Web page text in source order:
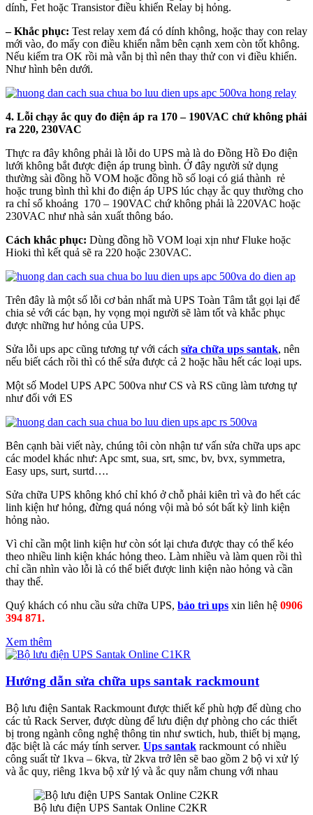
dính, Fet hoặc Transistor điều khiển Relay bị hỏng.
– Khắc phục: Test relay xem đá có dính không, hoặc thay con relay
mới vào, đo mấy con điều khiển nằm bên cạnh xem còn tốt không.
Nếu kiểm tra OK rồi mà vẫn bị thì nên thay thử con vi điều khiển.
Như hình bên dưới.
4. Lỗi chạy ắc quy đo điện áp ra 170 – 190VAC chứ không phải
ra 220, 230VAC
Thực ra đây không phải là lỗi do UPS mà là do Đồng Hồ Đo điện
lưới không bắt được điện áp trung bình. Ở đây người sử dụng
thường sài đồng hồ VOM hoặc đồng hồ số loại có giá thành rẻ
hoặc trung bình thì khi đo điện áp UPS lúc chạy ắc quy thường cho
ra chỉ số khoảng 170 – 190VAC chứ không phải là 220VAC hoặc
230VAC như nhà sản xuất thông báo.
Cách khắc phục: Dùng đồng hồ VOM loại xịn như Fluke hoặc
Hioki thì kết quả sẽ ra 220 hoặc 230VAC.
Trên đây là một số lỗi cơ bản nhất mà UPS Toàn Tâm tắt gọi lại để
chia sẻ với các bạn, hy vọng mọi người sẽ làm tốt và khắc phục
được những hư hỏng của UPS.
Sửa lỗi ups apc cũng tương tự với cách sửa chữa ups santak, nên
nếu biết cách rồi thì có thể sửa được cả 2 hoặc hầu hết các loại ups.
Một số Model UPS APC 500va như CS và RS cũng làm tương tự
như đối với ES
Bên cạnh bài viết này, chúng tôi còn nhận tư vấn sửa chữa ups apc
các model khác như: Apc smt, sua, srt, smc, bv, bvx, symmetra,
Easy ups, surt, surtd….
Sửa chữa UPS không khó chỉ khó ở chỗ phải kiên trì và đo hết các
linh kiện hư hỏng, đừng quá nóng vội mà bỏ sót bất kỳ linh kiện
hỏng nào.
Vì chỉ cần một linh kiện hư còn sót lại chưa được thay có thể kéo
theo nhiều linh kiện khác hỏng theo. Làm nhiều và làm quen rồi thì
chỉ cần nhìn vào lỗi là có thể biết được linh kiện nào hỏng và cần
thay thế.
Quý khách có nhu cầu sửa chữa UPS, bảo trì ups xin liên hệ 0906
394 871.
Xem thêm
Hướng dẫn sửa chữa ups santak rackmount
Bộ lưu điện Santak Rackmount được thiết kế phù hợp để dùng cho
các tủ Rack Server, được dùng để lưu điện dự phòng cho các thiết
bị trong ngành công nghệ thông tin như swtich, hub, thiết bị mạng,
đặc biệt là các máy tính server. Ups santak rackmount có nhiều
công suất từ 1kva – 6kva, từ 2kva trở lên sẽ bao gồm 2 bộ vi xử lý
và ắc quy, riêng 1kva bộ xử lý và ắc quy nằm chung với nhau
Bộ lưu điện UPS Santak Online C2KR